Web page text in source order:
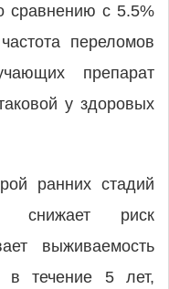
сравнению с 5.5%
переломов
препарат
у здоровых
ранних стадий
снижает риск
выживаемость
в течение 5 лет,